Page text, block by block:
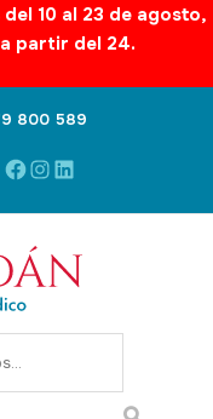
10 al 23 de agosto,
partir del 24.
800 589
Facebook
Instagram
LinkedIn